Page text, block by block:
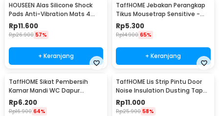
HOUSEEN Alas Silicone Shock
Pads Anti-Vibration Mats 4
PCS - NY522
Rp11.600
Rp26.900 57%
+ Keranjang
TaffHOME Jebakan Perangkap
Tikus Mousetrap Sensitive -
ZL-2021
Rp5.300
Rp14.900 65%
+ Keranjang
TaffHOME Sikat Pembersih
Kamar Mandi WC Dapur
Sponge Brush - 8211
Rp6.200
Rp16.900 64%
TaffHOME Lis Strip Pintu Door
Noise Insulation Dusting Tape
5Mx9mmx9mm - KK-061
Rp11.000
Rp25.900 58%